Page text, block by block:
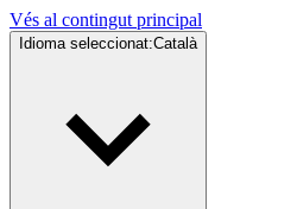
Vés al contingut principal
Idioma seleccionat:Català